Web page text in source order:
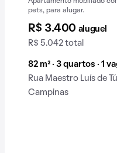
Apartamento mobiliado
pets, para alugar.
R$ 3.400 aluguel
R$ 5.042 total
82 m² · 3 quartos · 1
Rua Maestro Luís de
Campinas